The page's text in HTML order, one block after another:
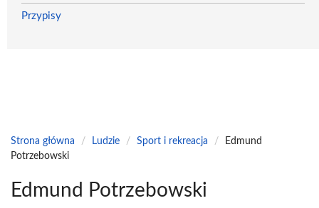
Przypisy
Strona główna / Ludzie / Sport i rekreacja /
Edmund
Potrzebowski
Edmund Potrzebowski